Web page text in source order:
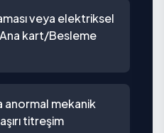
veya elektriksel
kart/Besleme
anormal mekanik
titreşim